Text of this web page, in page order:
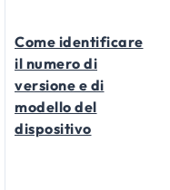
Come identificare
il numero di
versione e di
modello del
dispositivo